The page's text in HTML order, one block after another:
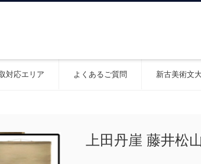
対応エリア よくあるご質問 新古美術文
上田丹崖 藤井松